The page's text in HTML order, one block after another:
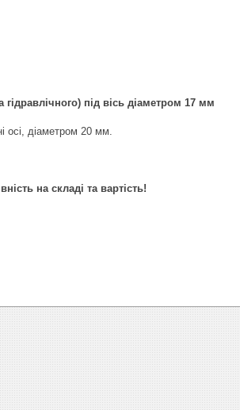
під вісь діаметром 17 мм
осі, діаметром 20 мм.
на складі та вартість!